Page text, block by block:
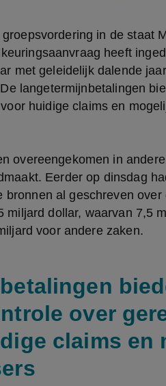
in de staat
heeft
met geleidelijk dalende
langetermijnbetalingen
huidige claims en
overeengekomen in
Eerder op dinsdag
bronnen al geschreven
miljard dollar, waarvan 7,5
voor andere zaken.
over
claims en